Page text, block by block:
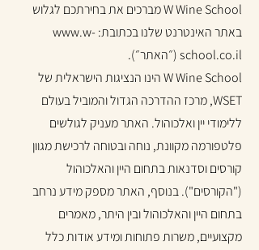
W Wine School מברכים את בחירתכם לגלוש
באתר האינטרנט שלנו בכתובת: www.w-
school.co.il(״האתר״).
W Wine School הינו הנציגות הישראלית של
WSET, מרכז ההדרכה הגדול והמוביל בעולם
ללימודי יין ואלכוהול. האתר מעניק לגולשים
פלטפורמה מקוונת, נוחה ובטוחה לרכישת מגוון
קורסים וסדנאות בתחום היין והאלכוהול
("הקורסים"). בנוסף, האתר מספק מידע נרחב
בתחום היין והאלכוהול ובין היתר, מאמרים
מקצועיים, משרות פתוחות ומידע אודות כלל